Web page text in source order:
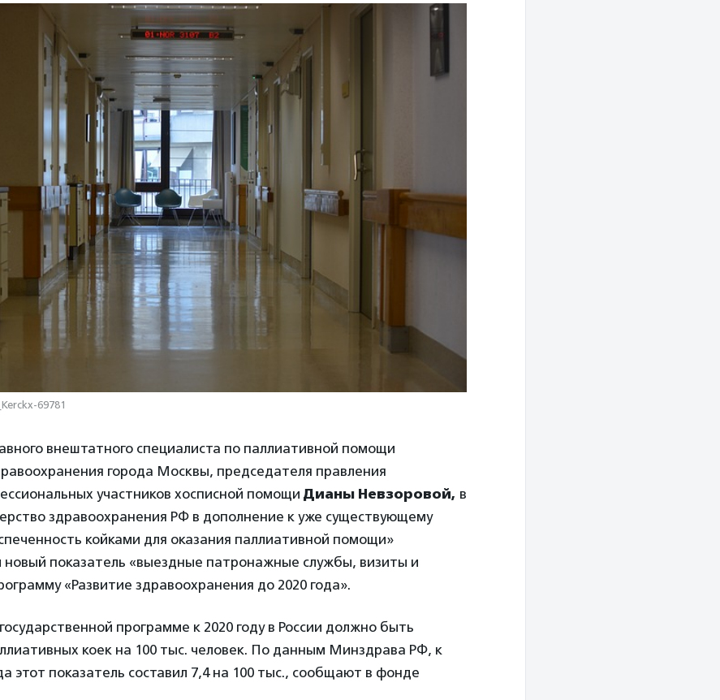
69781
внештатного специалиста по паллиативной помощи
города Москвы, председателя правления
участников хосписной помощи Дианы Невзоровой, в
здравоохранения РФ в дополнение к уже существующему
койками для оказания паллиативной помощи»
новый показатель «выездные патронажные службы, визиты и
«Развитие здравоохранения до 2020 года».
программе к 2020 году в России должно быть
коек на 100 тыс. человек. По данным Минздрава РФ, к
этот показатель составил 7,4 на 100 тыс., сообщают в фонде